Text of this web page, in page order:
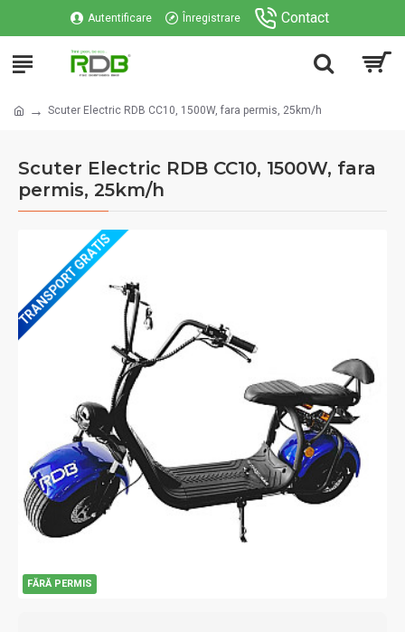
Autentificare Înregistrare Contact
Scuter Electric RDB CC10, 1500W, fara permis, 25km/h
Scuter Electric RDB CC10, 1500W, fara
permis, 25km/h
FĂRĂ PERMIS
TRANSPORT GRATIS